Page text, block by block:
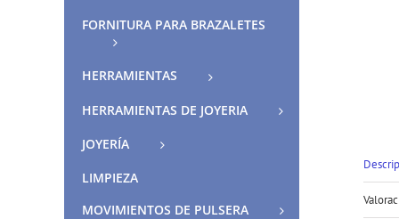
FORNITURA PARA BRAZALETES
HERRAMIENTAS
HERRAMIENTAS DE JOYERIA
JOYERÍA
LIMPIEZA
MOVIMIENTOS DE PULSERA